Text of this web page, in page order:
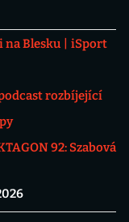
na Blesku
iSport
rozbíjející
92: Szabová